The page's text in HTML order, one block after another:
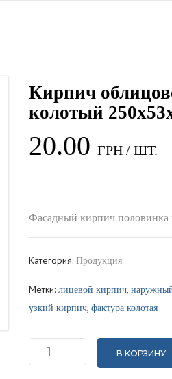
Кирпич
колотый
20.00
Фасадный кирпич половинка
Категория: Продукция
Метки: лицевой кирпич,
узкий кирпич, фактура колотая
Количество
В КОРЗИНУ